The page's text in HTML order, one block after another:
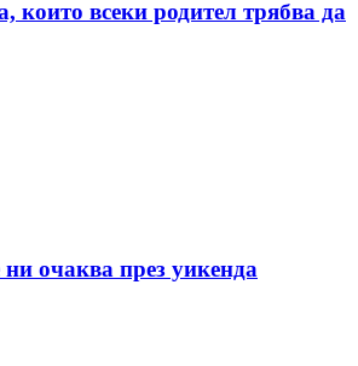
които всеки родител трябва да
очаква през уикенда